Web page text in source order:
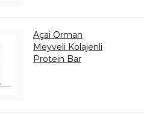
Açai Orman
Meyveli Kolajenli
Protein Bar